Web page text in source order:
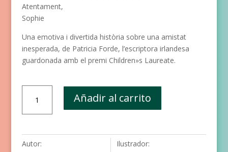
Atentament,
Sophie
Una emotiva i divertida història sobre una amistat
inesperada, de Patricia Forde, l’escriptora irlandesa
guardonada amb el premi Children»s Laureate.
un
cantidad
Añadir al carrito
Autor:
Ilustrador: